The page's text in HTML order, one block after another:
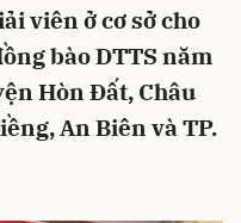
viên ở cơ sở cho
bào DTTS năm
Hòn Đất, Châu
An Biên và TP.